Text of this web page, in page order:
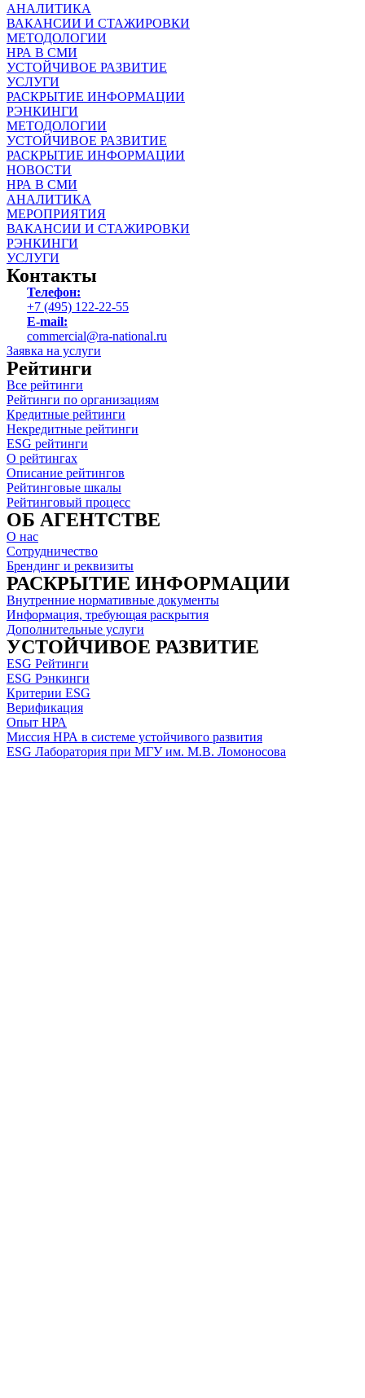
АНАЛИТИКА
ВАКАНСИИ И СТАЖИРОВКИ
МЕТОДОЛОГИИ
НРА В СМИ
УСТОЙЧИВОЕ РАЗВИТИЕ
УСЛУГИ
РАСКРЫТИЕ ИНФОРМАЦИИ
РЭНКИНГИ
МЕТОДОЛОГИИ
УСТОЙЧИВОЕ РАЗВИТИЕ
РАСКРЫТИЕ ИНФОРМАЦИИ
НОВОСТИ
НРА В СМИ
АНАЛИТИКА
МЕРОПРИЯТИЯ
ВАКАНСИИ И СТАЖИРОВКИ
РЭНКИНГИ
УСЛУГИ
Контакты
Телефон:
+7 (495) 122-22-55
E-mail:
commercial@ra-national.ru
Заявка на услуги
Рейтинги
Все рейтинги
Рейтинги по организациям
Кредитные рейтинги
Некредитные рейтинги
ESG рейтинги
О рейтингах
Описание рейтингов
Рейтинговые шкалы
Рейтинговый процесс
ОБ АГЕНТСТВЕ
О нас
Сотрудничество
Брендинг и реквизиты
РАСКРЫТИЕ ИНФОРМАЦИИ
Внутренние нормативные документы
Информация, требующая раскрытия
Дополнительные услуги
УСТОЙЧИВОЕ РАЗВИТИЕ
ESG Рейтинги
ESG Рэнкинги
Критерии ESG
Верификация
Опыт НРА
Миссия НРА в системе устойчивого развития
ESG Лаборатория при МГУ им. М.В. Ломоносова